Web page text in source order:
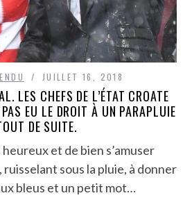
JUILLET 16, 2018
LES CHEFS DE L’ÉTAT CROATE
EU LE DROIT À UN PARAPLUIE
DE SUITE.
heureux et de bien s’amuser
sous la pluie, à donner
bleus et un petit mot…